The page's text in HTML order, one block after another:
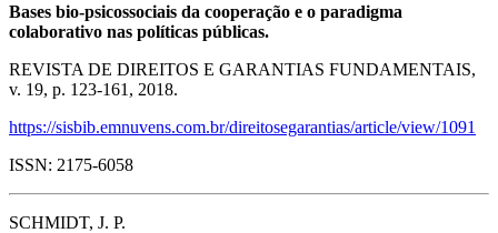
Bases bio-psicossociais da cooperação e o paradigma
colaborativo nas políticas públicas.
REVISTA DE DIREITOS E GARANTIAS FUNDAMENTAIS,
v. 19, p. 123-161, 2018.
https://sisbib.emnuvens.com.br/direitosegarantias/article/view/1091
ISSN: 2175-6058
SCHMIDT, J. P.